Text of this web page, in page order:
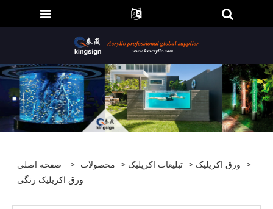
صفحه اصلی > محصولات > تبلیغات اکریلیک > ورق اکریلیک >
ورق اکریلیک رنگی